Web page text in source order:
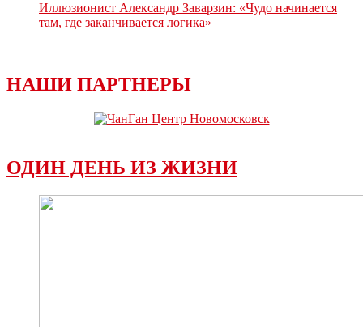
Иллюзионист Александр Заварзин: «Чудо начинается
там, где заканчивается логика»
НАШИ ПАРТНЕРЫ
ОДИН ДЕНЬ ИЗ ЖИЗНИ